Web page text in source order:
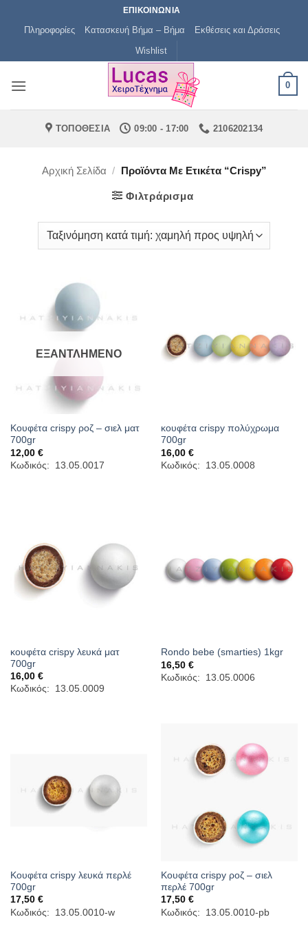
ΕΠΙΚΟΙΝΩΝΙΑ
Πληροφορίες Κατασκευή Βήμα – Βήμα
Εκθέσεις και Δράσεις
Wishlist
0
ΤΟΠΟΘΕΣΙΑ 09:00 - 17:00 2106202134
Αρχική Σελίδα / Προϊόντα Με Ετικέτα “Crispy”
Φιλτράρισμα
ΕΞΑΝΤΛΗΜΈΝΟ
Κουφέτα crispy ροζ – σιελ ματ
700gr
12,00 €
Κωδικός: 13.05.0017
κουφέτα crispy πολύχρωμα
700gr
16,00 €
Κωδικός: 13.05.0008
κουφέτα crispy λευκά ματ
700gr
16,00 €
Κωδικός: 13.05.0009
Rondo bebe (smarties) 1kgr
16,50 €
Κωδικός: 13.05.0006
Κουφέτα crispy λευκά περλέ
700gr
17,50 €
Κωδικός: 13.05.0010-w
Κουφέτα crispy ροζ – σιελ
περλέ 700gr
17,50 €
Κωδικός: 13.05.0010-pb